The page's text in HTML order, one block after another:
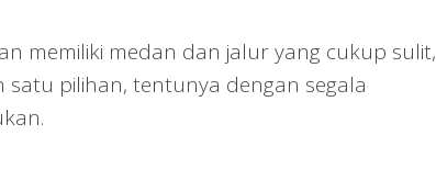
memiliki medan dan jalur yang cukup sulit,
satu pilihan, tentunya dengan segala